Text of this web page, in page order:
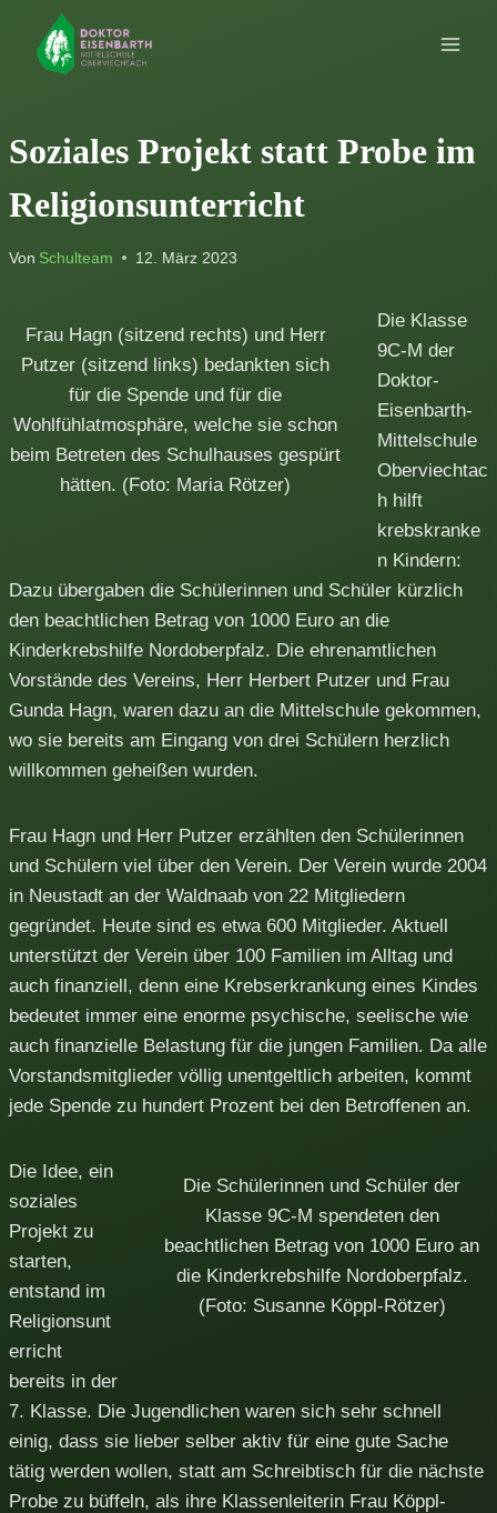
Inhalt
springen
Soziales Projekt statt Probe im
Religionsunterricht
Von Schulteam 12. März 2023
Frau Hagn (sitzend rechts) und Herr
Putzer (sitzend links) bedankten sich
für die Spende und für die
Wohlfühlatmosphäre, welche sie schon
beim Betreten des Schulhauses gespürt
hätten. (Foto: Maria Rötzer)
Die Klasse
9C-M der
Doktor-
Eisenbarth-
Mittelschule
Oberviechtac
h hilft
krebskranke
n Kindern:
Dazu übergaben die Schülerinnen und Schüler kürzlich
den beachtlichen Betrag von 1000 Euro an die
Kinderkrebshilfe Nordoberpfalz. Die ehrenamtlichen
Vorstände des Vereins, Herr Herbert Putzer und Frau
Gunda Hagn, waren dazu an die Mittelschule gekommen,
wo sie bereits am Eingang von drei Schülern herzlich
willkommen geheißen wurden.
Frau Hagn und Herr Putzer erzählten den Schülerinnen
und Schülern viel über den Verein. Der Verein wurde 2004
in Neustadt an der Waldnaab von 22 Mitgliedern
gegründet. Heute sind es etwa 600 Mitglieder. Aktuell
unterstützt der Verein über 100 Familien im Alltag und
auch finanziell, denn eine Krebserkrankung eines Kindes
bedeutet immer eine enorme psychische, seelische wie
auch finanzielle Belastung für die jungen Familien. Da alle
Vorstandsmitglieder völlig unentgeltlich arbeiten, kommt
jede Spende zu hundert Prozent bei den Betroffenen an.
Die Schülerinnen und Schüler der
Klasse 9C-M spendeten den
beachtlichen Betrag von 1000 Euro an
die Kinderkrebshilfe Nordoberpfalz.
(Foto: Susanne Köppl-Rötzer)
Die Idee, ein
soziales
Projekt zu
starten,
entstand im
Religionsunt
erricht
bereits in der
7. Klasse. Die Jugendlichen waren sich sehr schnell
einig, dass sie lieber selber aktiv für eine gute Sache
tätig werden wollen, statt am Schreibtisch für die nächste
Probe zu büffeln, als ihre Klassenleiterin Frau Köppl-